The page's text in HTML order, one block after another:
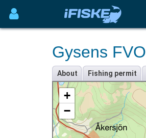
Gysens FVO
About Fishing permit
+
−